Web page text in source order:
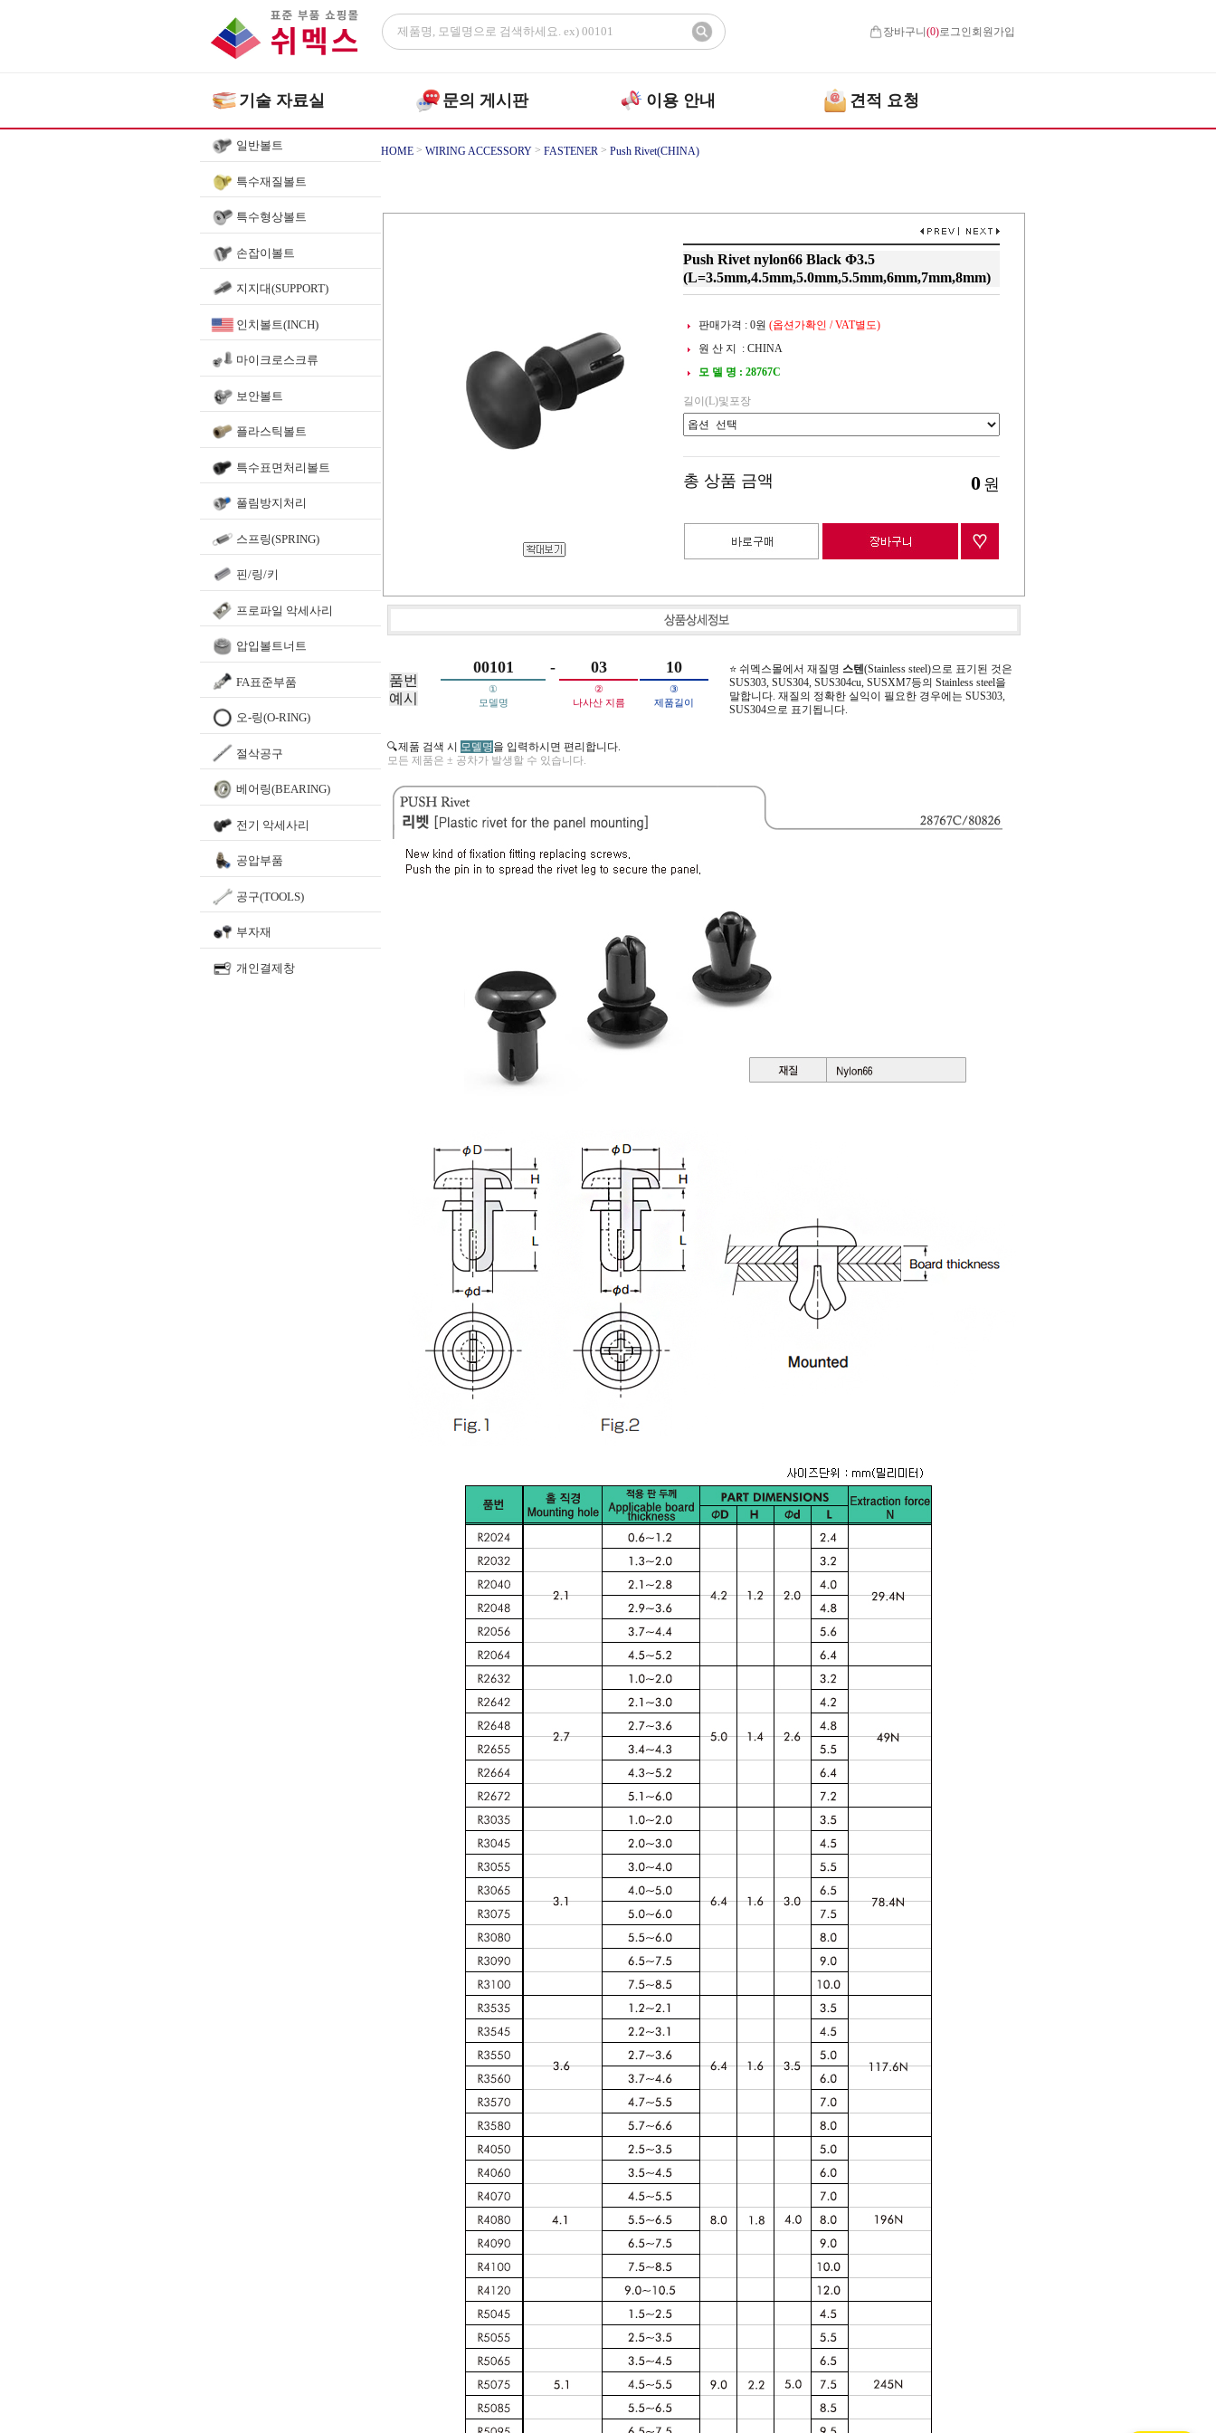
장바구니(0)로그인 회원가입
기술 자료실 문의 게시판 이용 안내 견적 요청
일반볼트
특수재질볼트
특수형상볼트
손잡이볼트
지지대(SUPPORT)
인치볼트(INCH)
마이크로스크류
보안볼트
플라스틱볼트
특수표면처리볼트
풀림방지처리
스프링(SPRING)
핀/링/키
프로파일 악세사리
압입볼트너트
FA표준부품
오-링(O-RING)
절삭공구
베어링(BEARING)
전기 악세사리
공압부품
공구(TOOLS)
부자재
개인결제창
HOME > WIRING ACCESSORY > FASTENER > Push Rivet(CHINA)
Push Rivet nylon66 Black Φ3.5
(L=3.5mm,4.5mm,5.0mm,5.5mm,6mm,7mm,8mm)
판매가격 : 0원 (옵션가확인 / VAT별도)
원 산 지 : CHINA
모 델 명 : 28767C
길이(L)및포장
총 상품 금액 0 원
품번
예시
00101 - 03 10
①
모델명
②
나사산 지름
③
제품길이
⭐ 쉬멕스몰에서 재질명 스텐(Stainless steel)으로 표기된 것은
SUS303, SUS304, SUS304cu, SUSXM7등의 Stainless steel을
말합니다. 재질의 정확한 실익이 필요한 경우에는 SUS303,
SUS304으로 표기됩니다.
🔍제품 검색 시 모델명을 입력하시면 편리합니다.
모든 제품은 ± 공차가 발생할 수 있습니다.